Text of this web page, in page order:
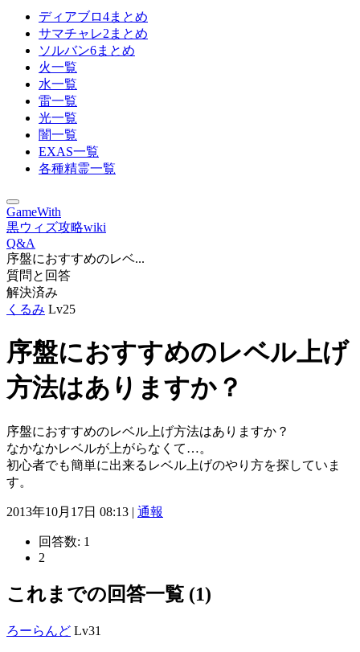
ディアブロ4まとめ
サマチャレ2まとめ
ソルバン6まとめ
火一覧
水一覧
雷一覧
光一覧
闇一覧
EXAS一覧
各種精霊一覧
GameWith
黒ウィズ攻略wiki
Q&A
序盤におすすめのレベ...
質問と回答
解決済み
くるみ Lv25
序盤におすすめのレベル上げ
方法はありますか？
序盤におすすめのレベル上げ方法はありますか？
なかなかレベルが上がらなくて…。
初心者でも簡単に出来るレベル上げのやり方を探していま
す。
2013年10月17日 08:13 | 通報
回答数: 1
2
これまでの回答一覧 (1)
ろーらんど Lv31